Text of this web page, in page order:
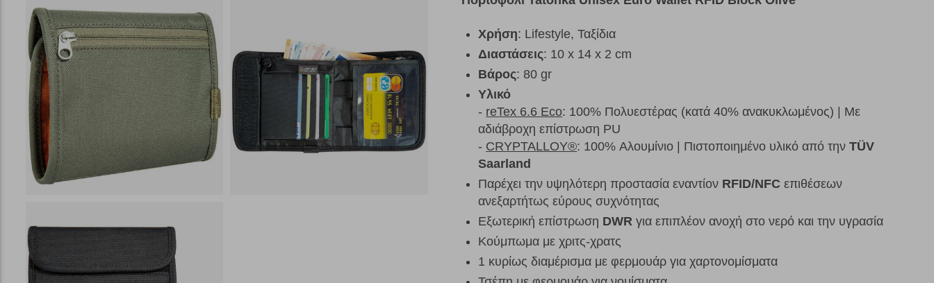
Χρήση: Lifestyle, Ταξίδια
Διαστάσεις: 10 x 14 x 2 cm
Βάρος: 80 gr
Υλικό
- reTex 6.6 Eco: 100% Πολυεστέρας (κατά 40% ανακυκλωμένος) | Με
αδιάβροχη επίστρωση PU
- CRYPTALLOY®: 100% Αλουμίνιο | Πιστοποιημένο υλικό από τηνTÜV
Saarland
Παρέχει την υψηλότερη προστασία εναντίον RFID/NFC επιθέσεων
ανεξαρτήτως εύρους συχνότητας
Εξωτερική επίστρωση DWR για επιπλέον ανοχή στο νερό και την υγρασία
Κούμπωμα με χριτς-χρατς
1 κυρίως διαμέρισμα με φερμουάρ για χαρτονομίσματα